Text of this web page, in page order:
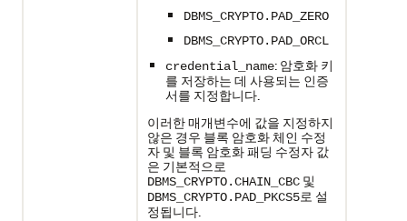
DBMS_CRYPTO.PAD_ZERO
DBMS_CRYPTO.PAD_ORCL
credential_name: 암호화 키
를 저장하는 데 사용되는 인증
서를 지정합니다.
이러한 매개변수에 값을 지정하지
않은 경우 블록 암호화 체인 수정
자 및 블록 암호화 패딩 수정자 값
은 기본적으로
DBMS_CRYPTO.CHAIN_CBC 및
DBMS_CRYPTO.PAD_PKCS5로 설
정됩니다.